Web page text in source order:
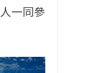
一同參